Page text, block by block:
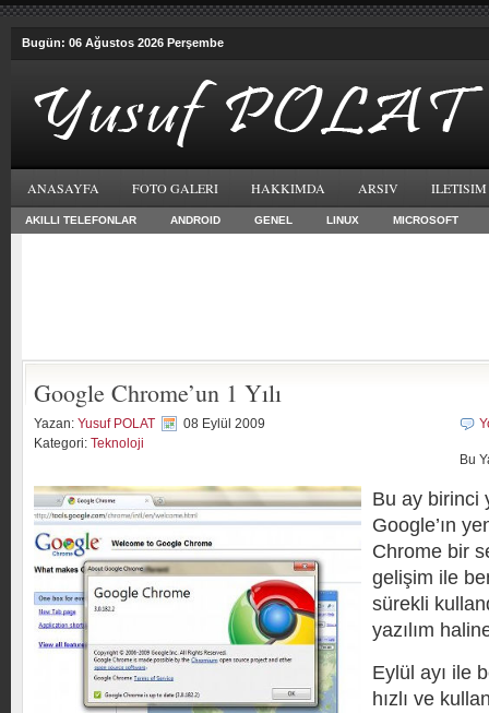
Bugün: 06 Ağustos 2026 Perşembe
ANASAYFA FOTO GALERI HAKKIMDA ARSIV ILETISIM
AKILLI TELEFONLAR ANDROID GENEL LINUX MICROSOFT
Google Chrome’un 1 Yılı
Yazan: Yusuf POLAT
08 Eylül 2009
Kategori: Teknoloji
Bu
Bu ay birinci
Google’ın
Chrome bir
gelişim ile
sürekli
yazılım
Eylül ayı ile
hızlı ve